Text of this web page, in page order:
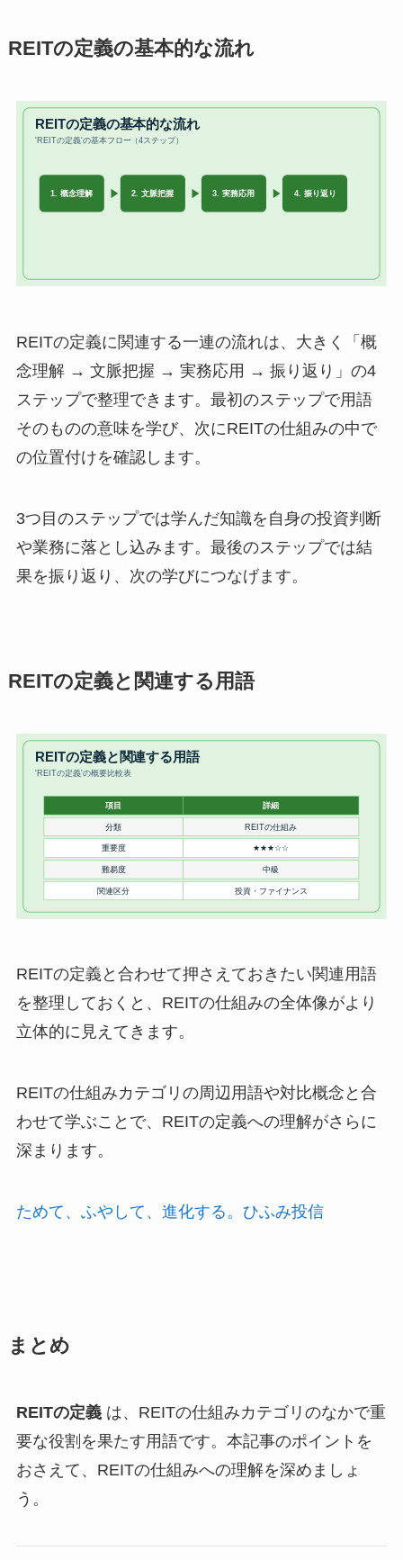
REITの定義の基本的な流れ
REITの定義に関連する一連の流れは、大きく「概
念理解 → 文脈把握 → 実務応用 → 振り返り」の4
ステップで整理できます。最初のステップで用語
そのものの意味を学び、次にREITの仕組みの中で
の位置付けを確認します。
3つ目のステップでは学んだ知識を自身の投資判断
や業務に落とし込みます。最後のステップでは結
果を振り返り、次の学びにつなげます。
REITの定義と関連する用語
REITの定義と合わせて押さえておきたい関連用語
を整理しておくと、REITの仕組みの全体像がより
立体的に見えてきます。
REITの仕組みカテゴリの周辺用語や対比概念と合
わせて学ぶことで、REITの定義への理解がさらに
深まります。
ためて、ふやして、進化する。ひふみ投信
まとめ
REITの定義は、REITの仕組みカテゴリのなかで重
要な役割を果たす用語です。本記事のポイントを
おさえて、REITの仕組みへの理解を深めましょ
う。